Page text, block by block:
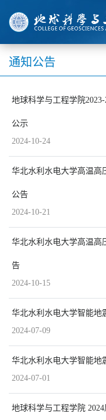
通知公告
地球科学与工程学院
公示
2024-10-24
华北水利水电大学高温高
公告
2024-10-21
华北水利水电大学高温高
告
2024-10-15
华北水利水电大学智能地
2024-07-09
华北水利水电大学智能地
2024-07-01
地球科学与工程学院